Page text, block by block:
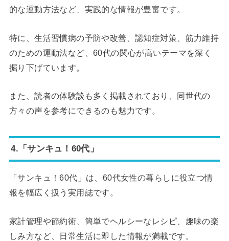
的な運動方法など、実践的な情報が豊富です。
特に、生活習慣病の予防や改善、認知症対策、筋力維持
のための運動法など、60代の関心が高いテーマを深く
掘り下げています。
また、読者の体験談も多く掲載されており、同世代の
方々の声を参考にできるのも魅力です。
4.「サンキュ！60代」
「サンキュ！60代」は、60代女性の暮らしに役立つ情
報を幅広く扱う実用誌です。
家計管理や節約術、簡単でヘルシーなレシピ、趣味の楽
しみ方など、日常生活に即した情報が満載です。